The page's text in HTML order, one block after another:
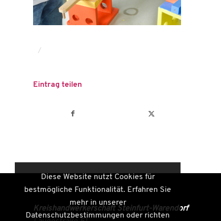
/
Eintrag teilen
Kreishandwerkerschaft Steinfurt-Warendorf
Diese Website nutzt Cookies für
bestmögliche Funktionalität. Erfahren Sie
mehr in unserer
Datenschutzbestimmungen oder richten